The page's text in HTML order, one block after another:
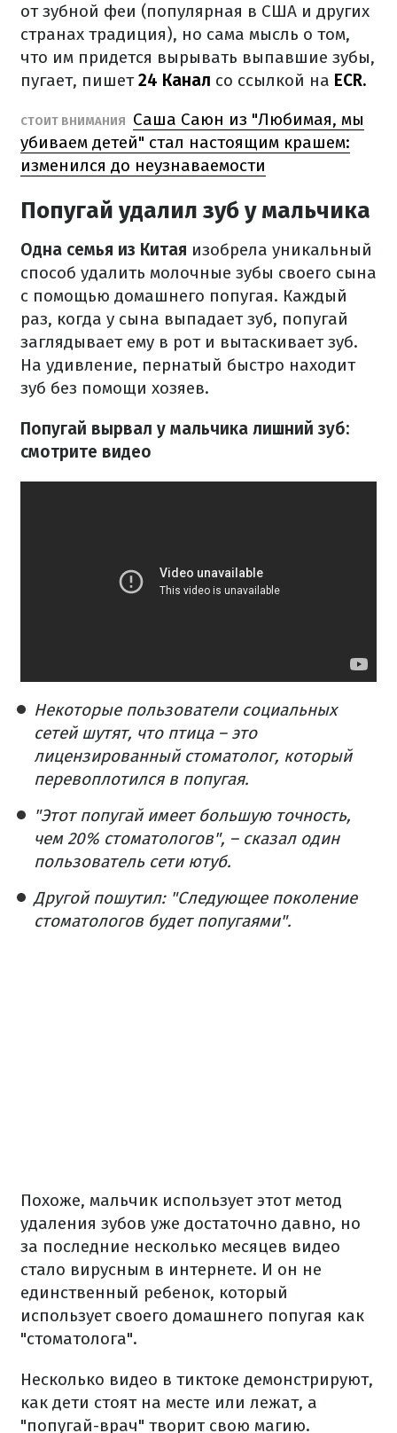
от зубной феи (популярная в США и других
странах традиция), но сама мысль о том,
что им придется вырывать выпавшие зубы,
пугает, пишет24 Канал со ссылкой на ECR.
СТОИТ ВНИМАНИЯ
Саша Саюн из "Любимая, мы
убиваем детей" стал настоящим крашем:
изменился до неузнаваемости
Попугай удалил зуб у мальчика
Одна семья из Китая изобрела уникальный
способ удалить молочные зубы своего сына
с помощью домашнего попугая. Каждый
раз, когда у сына выпадает зуб, попугай
заглядывает ему в рот и вытаскивает зуб.
На удивление, пернатый быстро находит
зуб без помощи хозяев.
Попугай вырвал у мальчика лишний зуб:
смотрите видео
Некоторые пользователи социальных
сетей шутят, что птица – это
лицензированный стоматолог, который
перевоплотился в попугая.
"Этот попугай имеет большую точность,
чем 20% стоматологов", – сказал один
пользователь сети ютуб.
Другой пошутил: "Следующее поколение
стоматологов будет попугаями".
Похоже, мальчик использует этот метод
удаления зубов уже достаточно давно, но
за последние несколько месяцев видео
стало вирусным в интернете. И он не
единственный ребенок, который
использует своего домашнего попугая как
"стоматолога".
Несколько видео в тиктоке демонстрируют,
как дети стоят на месте или лежат, а
"попугай-врач" творит свою магию.